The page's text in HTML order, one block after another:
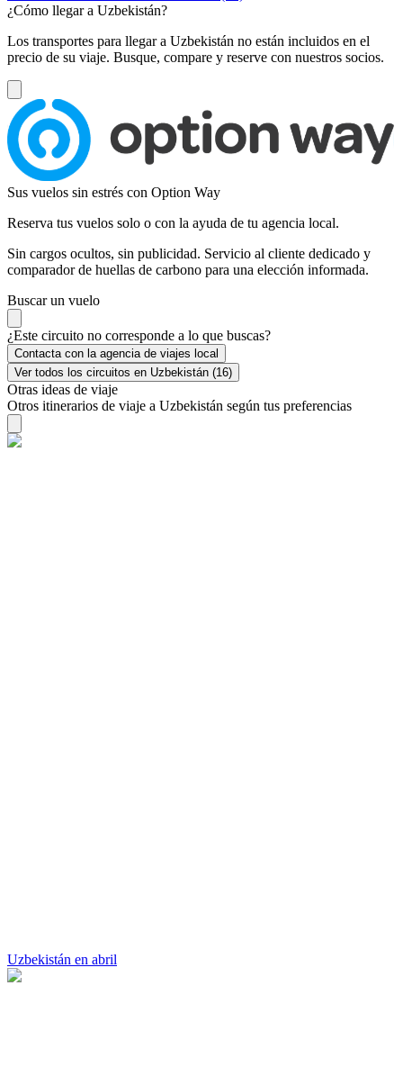
¿Cómo llegar a Uzbekistán?
Los transportes para llegar a Uzbekistán no están incluidos en el
precio de su viaje. Busque, compare y reserve con nuestros socios.
Sus vuelos sin estrés con Option Way
Reserva tus vuelos solo o con la ayuda de tu agencia local.
Sin cargos ocultos, sin publicidad. Servicio al cliente dedicado y
comparador de huellas de carbono para una elección informada.
Buscar un vuelo
¿Este circuito no corresponde a lo que buscas?
Contacta con la agencia de viajes local
Ver todos los circuitos en Uzbekistán (16)
Otras ideas de viaje
Otros itinerarios de viaje a Uzbekistán según tus preferencias
Uzbekistán en abril